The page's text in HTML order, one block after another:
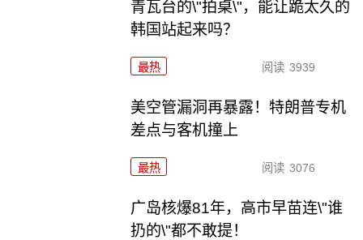
青瓦台的\"拍桌\"，能让跪太久的
韩国站起来吗？
最热 阅读 3939
美空管漏洞再暴露！特朗普专机
差点与客机撞上
最热 阅读 3076
广岛核爆81年，高市早苗连\"谁
扔的\"都不敢提！